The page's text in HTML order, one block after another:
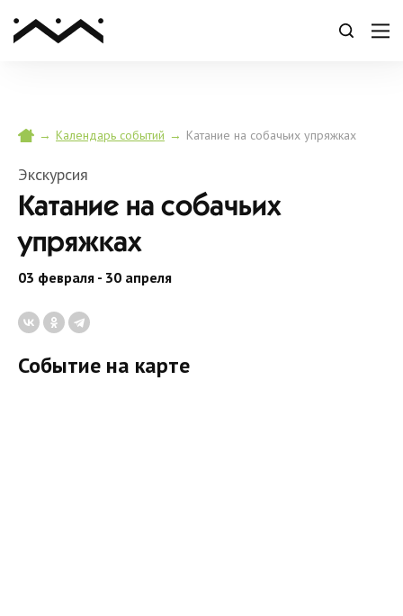
→ Календарь событий → Катание на собачьих упряжках
Экскурсия
Катание на собачьих
упряжках
03 февраля - 30 апреля
Событие на карте